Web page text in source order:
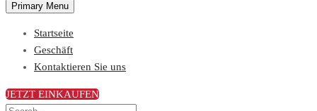
Primary Menu
Startseite
Geschäft
Kontaktieren Sie uns
JETZT EINKAUFEN